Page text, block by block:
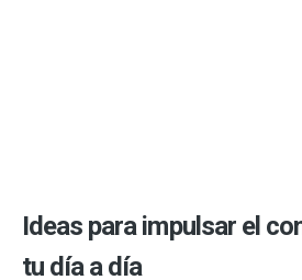
Ideas para impulsar el
tu día a día